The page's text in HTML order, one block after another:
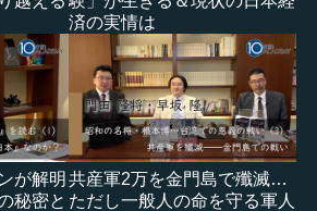
済の実情は
が解明
秘密と
共産軍2万を金門島で殲滅…
ただし一般人の命を守る軍人